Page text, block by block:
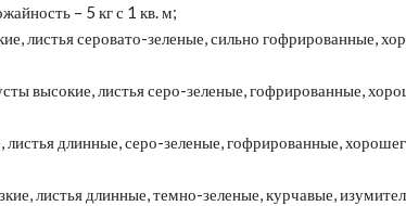
– 5 кг с 1 кв. м;
листья серовато-зеленые, сильно гофрированные,
высокие, листья серо-зеленые, гофрированные,
листья длинные, серо-зеленые, гофрированные,
листья длинные, темно-зеленые, курчавые,